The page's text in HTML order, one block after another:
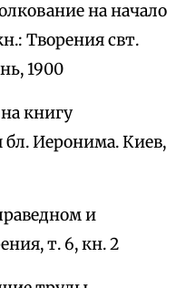
на начало
Творения свт.
1900
книгу
Иеронима. Киев,
и
т. 6, кн. 2